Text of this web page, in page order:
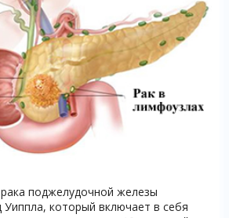
поджелудочной железы
который включает в себя